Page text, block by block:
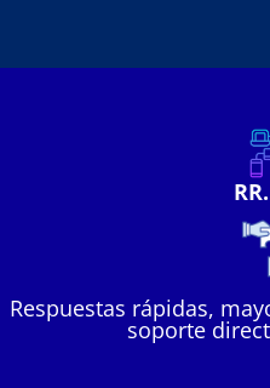
Respuestas rápidas,
soporte